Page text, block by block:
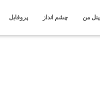
پنل من چشم انداز پروفایل